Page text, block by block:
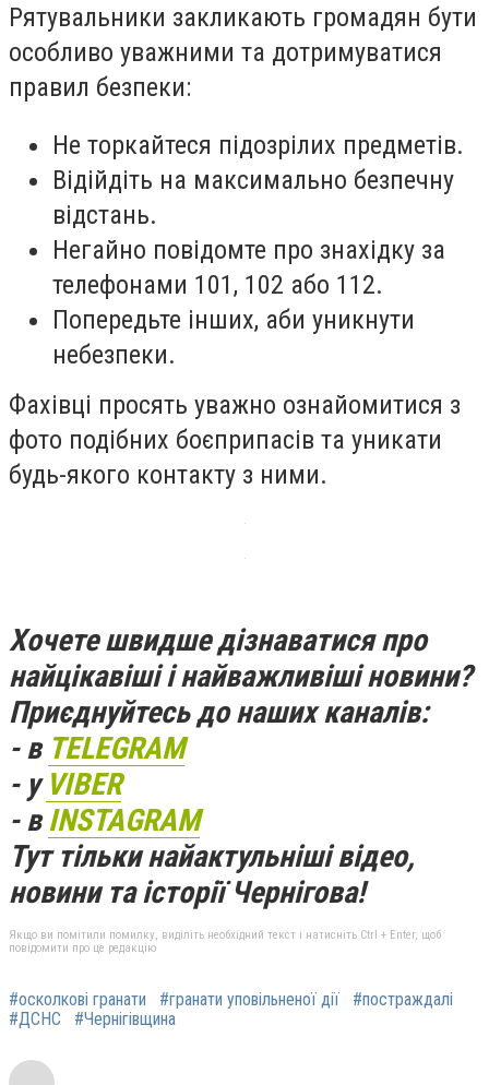
Рятувальники закликають громадян бути
особливо уважними та дотримуватися
правил безпеки:
Не торкайтеся підозрілих предметів.
Відійдіть на максимально безпечну
відстань.
Негайно повідомте про знахідку за
телефонами 101, 102 або 112.
Попередьте інших, аби уникнути
небезпеки.
Фахівці просять уважно ознайомитися з
фото подібних боєприпасів та уникати
будь-якого контакту з ними.
Хочете швидше дізнаватися про
найцікавіші і найважливіші новини?
Приєднуйтесь до наших каналів:
- в TELEGRAM
- у VIBER
- вINSTAGRAM
Тут тільки найактульніші відео,
новини та історії Чернігова!
Якщо ви помітили помилку, виділіть необхідний текст і натисніть Ctrl + Enter, щоб
повідомити про це редакцію
#осколкові гранати #гранати уповільненої дії
#постраждалі
#ДСНС
#Чернігівщина